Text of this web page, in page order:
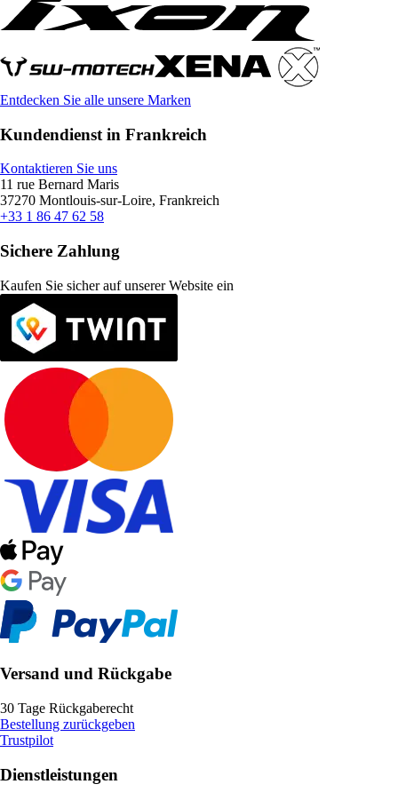
Entdecken Sie alle unsere Marken
Kundendienst in Frankreich
Kontaktieren Sie uns
11 rue Bernard Maris
37270 Montlouis-sur-Loire, Frankreich
+33 1 86 47 62 58
Sichere Zahlung
Kaufen Sie sicher auf unserer Website ein
Versand und Rückgabe
30 Tage Rückgaberecht
Bestellung zurückgeben
Trustpilot
Dienstleistungen